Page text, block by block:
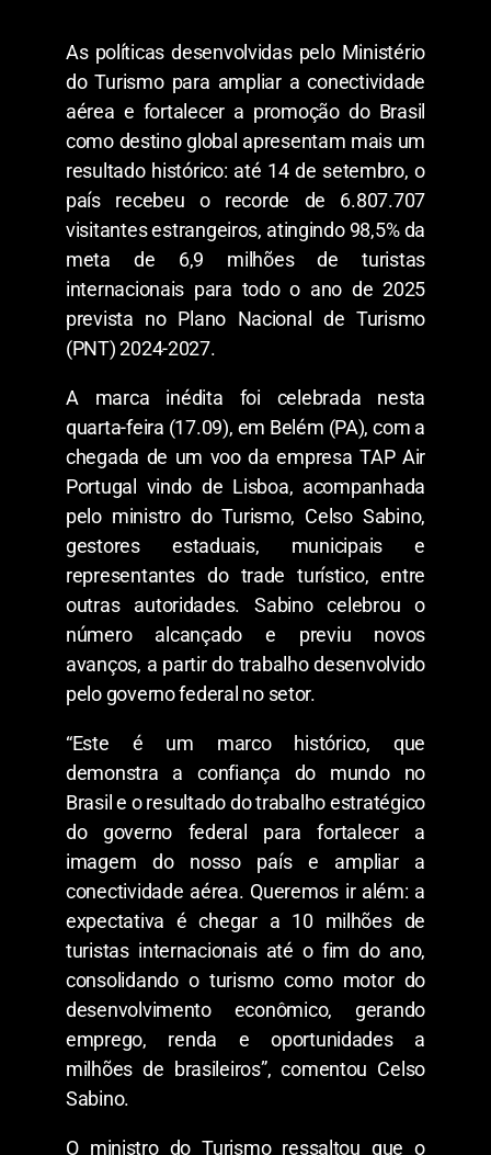
As políticas desenvolvidas pelo Ministério
do Turismo para ampliar a conectividade
aérea e fortalecer a promoção do Brasil
como destino global apresentam mais um
resultado histórico: até 14 de setembro, o
país recebeu o recorde de 6.807.707
visitantes estrangeiros, atingindo 98,5% da
meta de 6,9 milhões de turistas
internacionais para todo o ano de 2025
prevista no Plano Nacional de Turismo
(PNT) 2024-2027.
A marca inédita foi celebrada nesta
quarta-feira (17.09), em Belém (PA), com a
chegada de um voo da empresa TAP Air
Portugal vindo de Lisboa, acompanhada
pelo ministro do Turismo, Celso Sabino,
gestores estaduais, municipais e
representantes do trade turístico, entre
outras autoridades. Sabino celebrou o
número alcançado e previu novos
avanços, a partir do trabalho desenvolvido
pelo governo federal no setor.
“Este é um marco histórico, que
demonstra a confiança do mundo no
Brasil e o resultado do trabalho estratégico
do governo federal para fortalecer a
imagem do nosso país e ampliar a
conectividade aérea. Queremos ir além: a
expectativa é chegar a 10 milhões de
turistas internacionais até o fim do ano,
consolidando o turismo como motor do
desenvolvimento econômico, gerando
emprego, renda e oportunidades a
milhões de brasileiros”, comentou Celso
Sabino.
O ministro do Turismo ressaltou que o